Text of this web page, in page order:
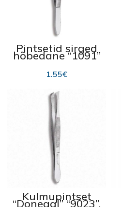
Pintsetid sirged
hõbedane “1091”
“Donegal”
1.55€
Kulmupintset
“Donegal” “9023”,